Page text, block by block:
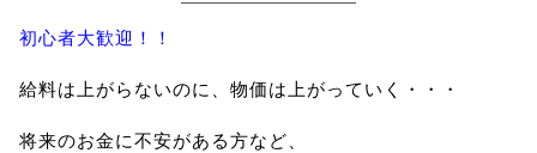
初心者大歓迎！！
給料は上がらないのに、物価は上がっていく・・・
将来のお金に不安がある方など、